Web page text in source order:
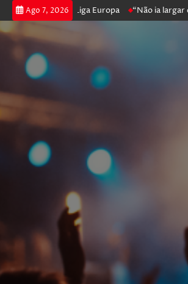
Ago 7, 2026
na Liga Europa “Não ia largar o